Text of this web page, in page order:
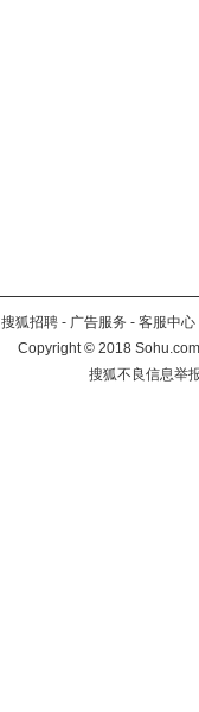
搜狐招聘 - 广告服务 - 客服中心
Copyright©2018
搜狐不良信息举